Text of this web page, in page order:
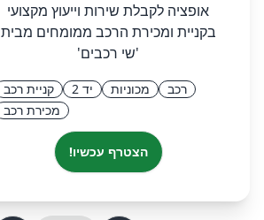
אופציה לקבלת שירות וייעוץ מקצועי
בקניית ומכירת הרכב ממומחים מבית
'שי רכבים'
רכב מכוניות יד 2
קניית רכב
מכירת רכב
הצטרף עכשיו!